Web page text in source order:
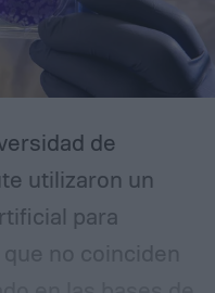
de
utilizaron un
para
no coinciden